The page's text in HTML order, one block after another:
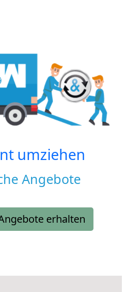
umziehen
Angebote
erhalten